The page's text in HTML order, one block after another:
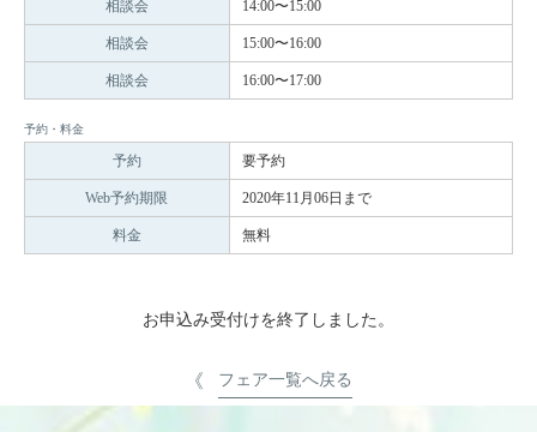
相談会 14:00〜15:00
相談会 15:00〜16:00
相談会 16:00〜17:00
予約・料金
予約 要予約
Web予約期限 2020年11月06日まで
料金 無料
お申込み受付けを終了しました。
フェア一覧へ戻る